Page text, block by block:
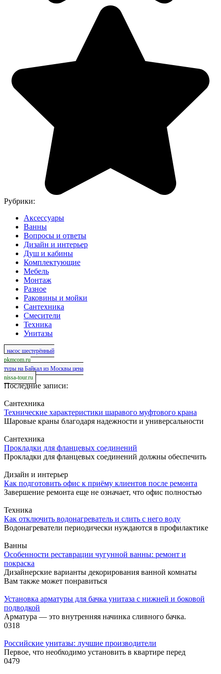
Рубрики:
Аксессуары
Ванны
Вопросы и ответы
Дизайн и интерьер
Душ и кабины
Комплектующие
Мебель
Монтаж
Разное
Раковины и мойки
Сантехника
Смесители
Техника
Унитазы
насос шестерённый
pkmcom.ru
туры на Байкал из Москвы цена
nissa-tour.ru
Последние записи:
Сантехника
Технические характеристики шаравого муфтового крана
Шаровые краны благодаря надежности и универсальности
Сантехника
Прокладки для фланцевых соединений
Прокладки для фланцевых соединений должны обеспечить
Дизайн и интерьер
Как подготовить офис к приёму клиентов после ремонта
Завершение ремонта еще не означает, что офис полностью
Техника
Как отключить водонагреватель и слить с него воду
Водонагреватели периодически нуждаются в профилактике
Ванны
Особенности реставрации чугунной ванны: ремонт и
покраска
Дизайнерские варианты декорирования ванной комнаты
Вам также может понравиться
Установка арматуры для бачка унитаза с нижней и боковой
подводкой
Арматура — это внутренняя начинка сливного бачка.
0318
Российские унитазы: лучшие производители
Первое, что необходимо установить в квартире перед
0479